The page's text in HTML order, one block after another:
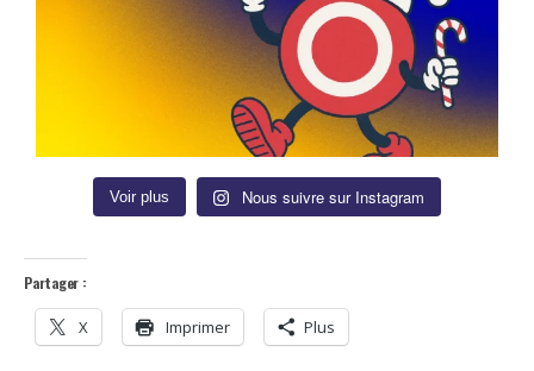
Voir plus Nous suivre sur Instagram
Partager :
X Imprimer Plus